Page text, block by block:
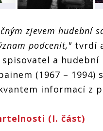
uvnitř Cobaina.
Kde se vzali? A
obstál by jako
výtvarný
umělec?
zjevem hudební
podcenit," tvrdí
spisovatel a
(1967 – 1994)
informací z
(I. část)